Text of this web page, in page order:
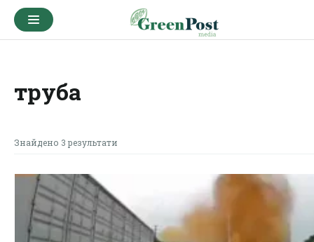
труба
Знайдено 3 результати